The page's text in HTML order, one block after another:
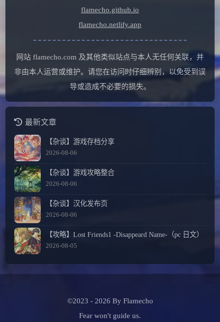
flamecho.github.io
flamecho.netlify.app
网站 flamecho.com 及其他类似站点与本人无任何关联，并
非由本人运营或维护。请您在访问时仔细辨别，以免受到误
导或造成不必要的损失。
最新文章
【杂谈】游戏存档分享
2026-08-06
【杂谈】游戏攻略整合
2026-08-06
【杂谈】汉化发布页
2026-08-06
【攻略】Lost Friends1 -Disappeard Name-（pc 日文）
2026-08-05
©2023 - 2026 By Flamecho
Fear won't guide us.